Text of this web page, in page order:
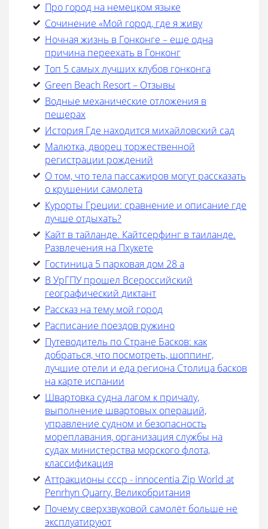
Про город на немецком языке
Cочинение «Мой город, где я живу
Ночная жизнь в Гонконге – еще одна
причина переехать в Гонконг
Топ 5 самых лучших клубов гонконга
Green Beach Resort – Отзывы
Водные механические отложения в
пещерах
История Где находится михайловский сад
Малютка, дворец торжественной
регистрации рождений
О том, что тела пассажиров могут рассказать
о крушении самолета
Курорты Греции: сравнение и описание где
лучше отдыхать?
Кайт в тайланде. Кайтсерфинг в таиланде.
Развлечения на Пхукете
Гостиница 5 парковая дом 28 а
В УрГПУ прошел Всероссийский
географический диктант
Рассказ на тему мой город
Расписание поездов ружино
Путеводитель по Стране Басков: как
добраться, что посмотреть, шоппинг,
лучшие отели и еда региона Столица басков
на карте испании
Швартовка судна лагом к причалу,
выполнение швартовых операций,
управление судном и безопасность
мореплавания, организация службы на
судах министерства морского флота,
классификация
Аттракционы ссср - innocentia Zip World at
Penrhyn Quarry, Великобритания
Почему сверхзвуковой самолёт больше не
эксплуатируют